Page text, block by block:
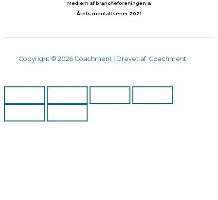
Medlem af brancheforeningen &
Årets mentaltræner 2021
Copyright © 2026 Coachment | Drevet af Coachment